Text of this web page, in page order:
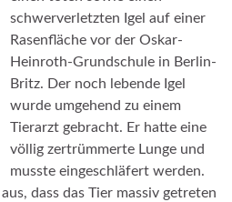
schwerverletzten Igel auf einer
Rasenfläche vor der Oskar-
Heinroth-Grundschule in Berlin-
Britz. Der noch lebende Igel
wurde umgehend zu einem
Tierarzt gebracht. Er hatte eine
völlig zertrümmerte Lunge und
musste eingeschläfert werden.
dass das Tier massiv getreten